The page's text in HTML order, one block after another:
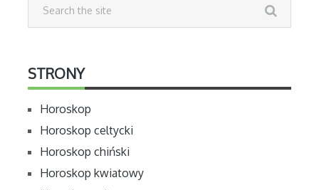
STRONY
Horoskop
Horoskop celtycki
Horoskop chiński
Horoskop kwiatowy